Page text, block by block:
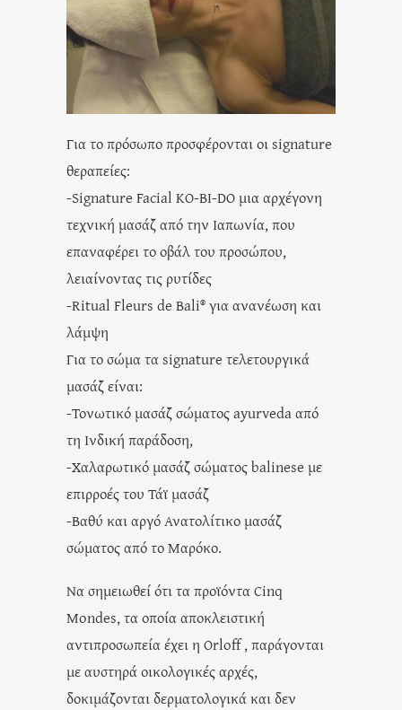
Για το πρόσωπο προσφέρονται οι signature
θεραπείες:
-Signature Facial KO-BI-DO μια αρχέγονη
τεχνική μασάζ από την Ιαπωνία, που
επαναφέρει το οβάλ του προσώπου,
λειαίνοντας τις ρυτίδες
-Ritual Fleurs de Bali® για ανανέωση και
λάμψη
Για το σώμα τα signature τελετουργικά
μασάζ είναι:
-Τονωτικό μασάζ σώματος ayurveda από
τη Ινδική παράδοση,
-Χαλαρωτικό μασάζ σώματος balinese με
επιρροές του Τάϊ μασάζ
-Βαθύ και αργό Ανατολίτικο μασάζ
σώματος από το Μαρόκο.
Να σημειωθεί ότι τα προϊόντα Cinq
Mondes, τα οποία αποκλειστική
αντιπροσωπεία έχει η Orloff , παράγονται
με αυστηρά οικολογικές αρχές,
δοκιμάζονται δερματολογικά και δεν